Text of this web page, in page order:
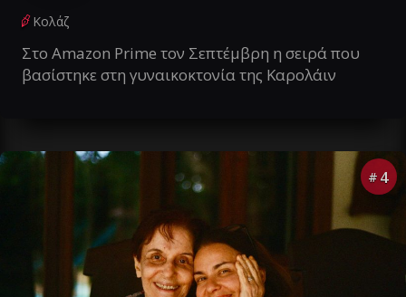
Κολάζ
Στο Amazon Prime τον Σεπτέμβρη η σειρά που
βασίστηκε στη γυναικοκτονία της Καρολάιν
# 4